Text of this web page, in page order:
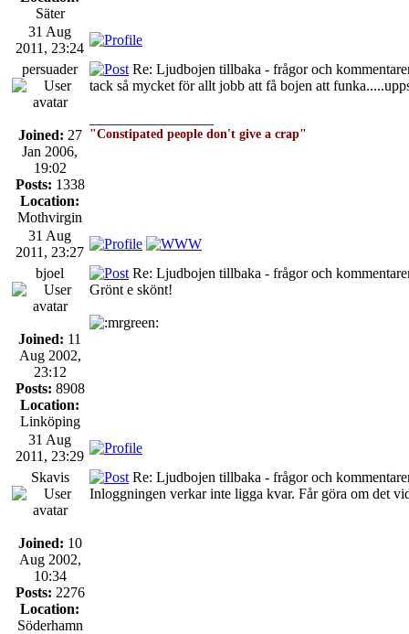
Säter
31 Aug
2011, 23:24
persuader
Joined: 27
Jan 2006,
19:02
Posts: 1338
Location:
Mothvirgin
Re: Ljudbojen tillbaka - frågor och
tack så mycket för allt jobb att få bojen att
"Constipated people don't give a crap"
31 Aug
2011, 23:27
bjoel
Joined: 11
Aug 2002,
23:12
Posts: 8908
Location:
Linköping
Re: Ljudbojen tillbaka - frågor och
Grönt e skönt!
31 Aug
2011, 23:29
Skavis
Joined: 10
Aug 2002,
10:34
Posts: 2276
Location:
Söderhamn
Re: Ljudbojen tillbaka - frågor och
Inloggningen verkar inte ligga kvar. Får göra om det